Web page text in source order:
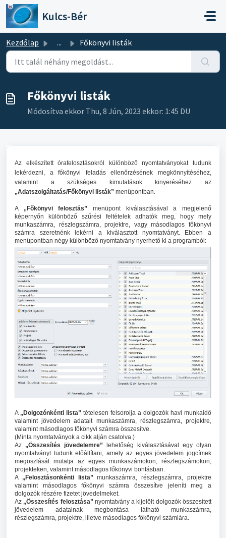
Kihagyás a tartalom megtartásához
Kulcs-Bér
Kezdőlap ... Főkönyvi listák
Főkönyvi listák
Módosítva ekkor Thu, 8 Jún, 2023 ekkor: 1:45 DU
Az elkészített órafelosztásokról különböző nyomtatványokat tudunk
lekérdezni, a főkönyvi feladás ellenőrzésének megkönnyítéséhez,
valamint a szükséges kimutatások kinyeréséhez az
„Adatszolgáltatás/Főkönyvi listák” menüpontban.
A „Főkönyvi felosztás” menüpont kiválasztásával a megjelenő
képernyőn különböző szűrési feltételek adhatók meg, hogy mely
munkaszámra, részlegszámra, projektre, vagy másodlagos főkönyvi
számra szeretnénk lekérni a kiválasztott nyomtatványt. Ebben a
menüpontban négy különböző nyomtatvány nyerhető ki a programból:
A „Dolgozónkénti lista” tételesen felsorolja a dolgozók havi munkaidő
valamint jövedelem adatait munkaszámra, részlegszámra, projektre,
valamint másodlagos főkönyvi számra összesítve.
(Minta nyomtatványok a cikk alján csatolva.)
Az „Összesítés jövedelemre” lehetőség kiválasztásával egy olyan
nyomtatványt tudunk előállítani, amely az egyes jövedelem jogcímek
megoszlását mutatja az egyes munkaszámokon, részlegszámokon,
projekteken, valamint másodlagos főkönyvi bontásban.
A „Felosztásonkénti lista” munkaszámra, részlegszámra, projektre
valamint másodlagos főkönyvi számra összesítve jeleníti meg a
dolgozók részére fizetet jövedelmeket.
Az „Összesítés felosztása” nyomtatvány a kijelölt dolgozók összesített
jövedelem adatainak megbontása látható munkaszámra,
részlegszámra, projektre, illetve másodlagos főkönyvi számlára.